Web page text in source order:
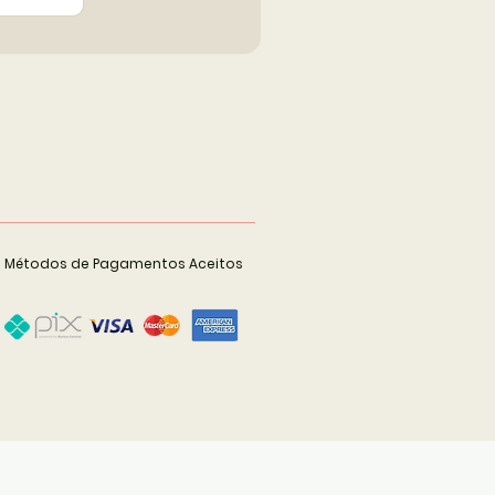
Métodos de Pagamentos Aceitos